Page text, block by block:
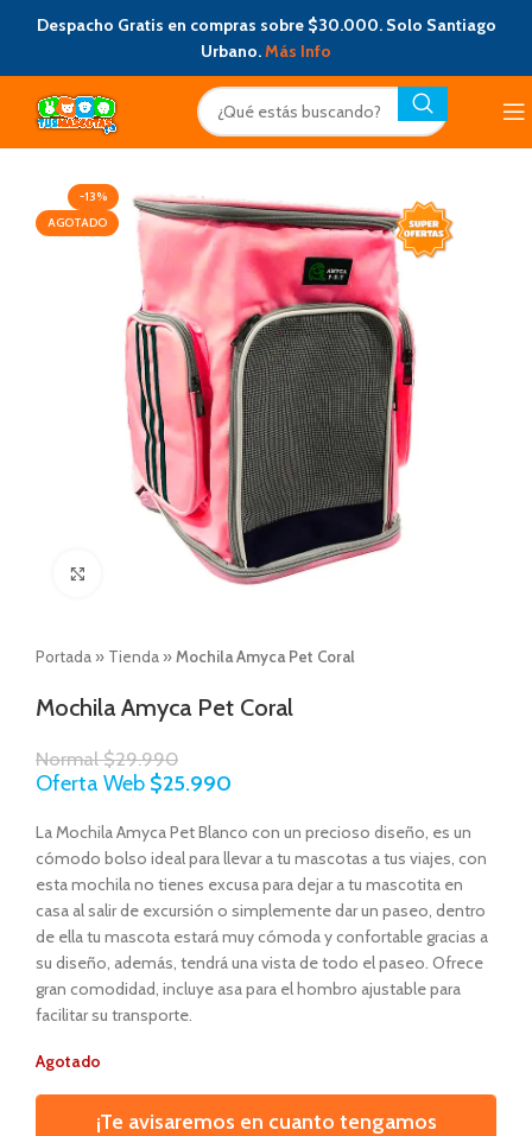
Despacho Gratis en compras sobre $30.000. Solo Santiago
Urbano.Más Info
-13%
AGOTADO
Click to enlarge
Portada » Tienda »Mochila Amyca Pet Coral
Mochila Amyca Pet Coral
Normal$29.990
Oferta Web $25.990
La Mochila Amyca Pet Blanco con un precioso diseño, es un
cómodo bolso ideal para llevar a tu mascotas a tus viajes, con
esta mochila no tienes excusa para dejar a tu mascotita en
casa al salir de excursión o simplemente dar un paseo, dentro
de ella tu mascota estará muy cómoda y confortable gracias a
su diseño, además, tendrá una vista de todo el paseo. Ofrece
gran comodidad, incluye asa para el hombro ajustable para
facilitar su transporte.
Agotado
¡Te avisaremos en cuanto tengamos